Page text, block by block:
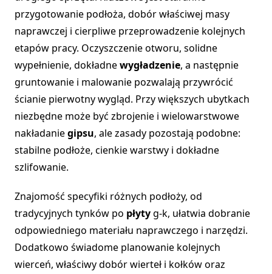
przygotowanie podłoża, dobór właściwej masy
naprawczej i cierpliwe przeprowadzenie kolejnych
etapów pracy. Oczyszczenie otworu, solidne
wypełnienie, dokładnewygładzenie, a następnie
gruntowanie i malowanie pozwalają przywrócić
ścianie pierwotny wygląd. Przy większych ubytkach
niezbędne może być zbrojenie i wielowarstwowe
nakładaniegipsu, ale zasady pozostają podobne:
stabilne podłoże, cienkie warstwy i dokładne
szlifowanie.
Znajomość specyfiki różnych podłoży, od
tradycyjnych tynków po płytyg-k, ułatwia dobranie
odpowiedniego materiału naprawczego i narzędzi.
Dodatkowo świadome planowanie kolejnych
wierceń, właściwy dobór wierteł i kołków oraz